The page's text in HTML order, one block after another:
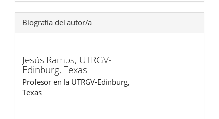
Biografía del autor/a
Jesús Ramos, UTRGV-
Edinburg, Texas
Profesor en la UTRGV-Edinburg,
Texas